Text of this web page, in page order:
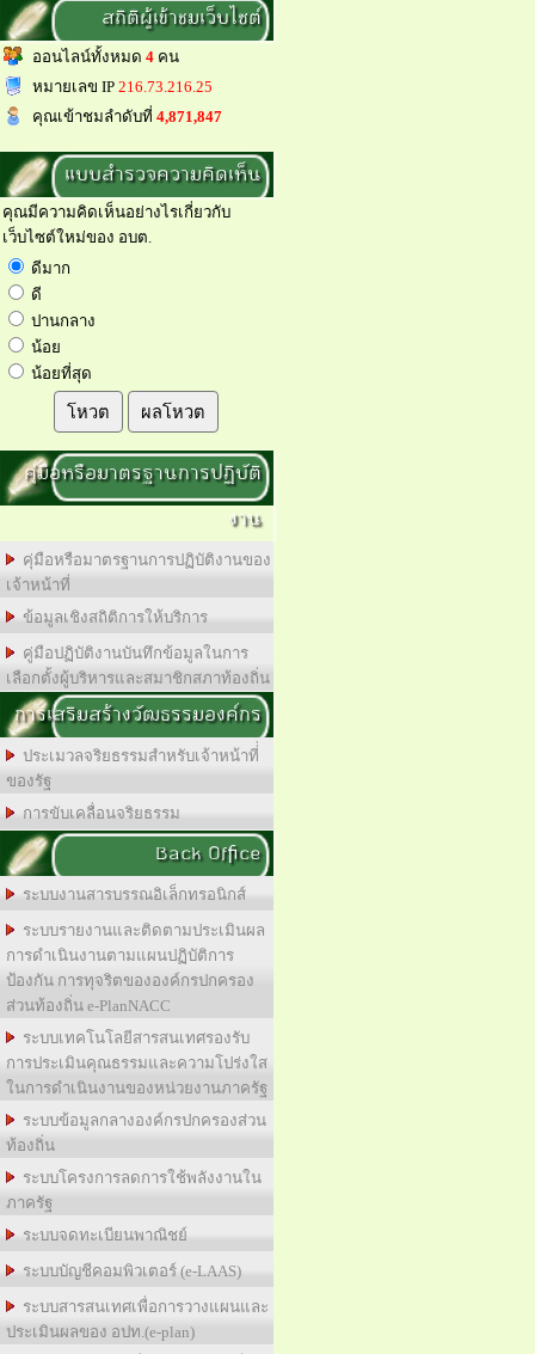
สถิติผู้เข้าชมเว็บไซต์
ออนไลน์ทั้งหมด 4 คน
หมายเลข IP 216.73.216.25
คุณเข้าชมลำดับที่ 4,871,847
แบบสำรวจความคิดเห็น
คุณมีความคิดเห็นอย่างไรเกี่ยวกับ
เว็บไซต์ใหม่ของ อบต.
ดีมาก
ดี
ปานกลาง
น้อย
น้อยที่สุด
โหวต ผลโหวต
คุ่มือหรือมาตรฐานการปฏิบัติ
งาน
คุ่มือหรือมาตรฐานการปฏิบัติงานของ
เจ้าหน้าที่
ข้อมูลเชิงสถิติการให้บริการ
คู่มือปฏิบัติงานบันทึกข้อมูลในการ
เลือกตั้งผู้บริหารและสมาชิกสภาท้องถิ่น
การเสริมสร้างวัฒธรรมองค์กร
ประเมวลจริยธรรมสำหรับเจ้าหน้าที่่
ของรัฐ
การขับเคลื่อนจริยธรรม
Back Office
ระบบงานสารบรรณอิเล็กทรอนิกส์
ระบบรายงานและติดตามประเมินผล
การดำเนินงานตามแผนปฏิบัติการ
ป้องกัน การทุจริตขององค์กรปกครอง
ส่วนท้องถิ่น e-PlanNACC
ระบบเทคโนโลยีสารสนเทศรองรับ
การประเมินคุณธรรมและความโปร่งใส
ในการดำเนินงานของหน่วยงานภาครัฐ
ระบบข้อมูลกลางองค์กรปกครองส่วน
ท้องถิ่น
ระบบโครงการลดการใช้พลังงานใน
ภาครัฐ
ระบบจดทะเบียนพาณิชย์
ระบบบัญชีคอมพิวเตอร์ (e-LAAS)
ระบบสารสนเทศเพื่อการวางแผนและ
ประเมินผลของ อปท.(e-plan)